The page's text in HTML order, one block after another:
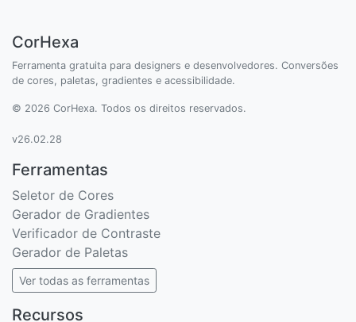
CorHexa
Ferramenta gratuita para designers e desenvolvedores. Conversões
de cores, paletas, gradientes e acessibilidade.
© 2026 CorHexa. Todos os direitos reservados.
v26.02.28
Ferramentas
Seletor de Cores
Gerador de Gradientes
Verificador de Contraste
Gerador de Paletas
Ver todas as ferramentas
Recursos